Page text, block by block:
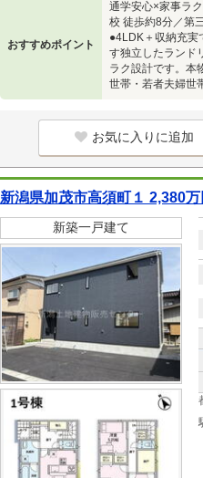
おすすめポイント
通学安心×家事ラ
校 徒歩約8分／第
●4LDK＋収納充実
す独立したランド
ラク設計です。本
世帯・若者夫婦世
お気に入りに追加
新潟県加茂市高須町１ 2,380
新築一戸建て